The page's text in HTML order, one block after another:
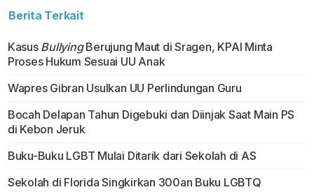
Berita Terkait
Kasus BullyingBerujung Maut di Sragen, KPAI Minta
Proses Hukum Sesuai UU Anak
Wapres Gibran Usulkan UU Perlindungan Guru
Bocah Delapan Tahun Digebuki dan Diinjak Saat Main PS
di Kebon Jeruk
Buku-Buku LGBT Mulai Ditarik dari Sekolah di AS
Sekolah di Florida Singkirkan 300an Buku LGBTQ